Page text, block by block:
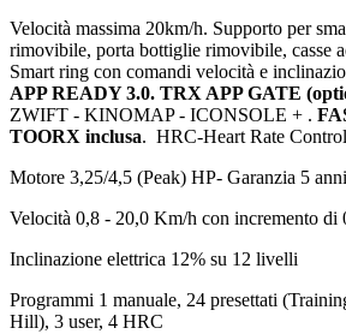
Velocità massima 20km/h. Supporto per
rimovibile, porta bottiglie rimovibile, casse
Smart ring con comandi velocità e
APP READY 3.0. TRX APP GATE
ZWIFT - KINOMAP - ICONSOLE + .
TOORX inclusa. HRC-Heart Rate
Motore 3,25/4,5 (Peak) HP- Garanzia 5 anni
Velocità 0,8 - 20,0 Km/h con incremento di
Inclinazione elettrica 12% su 12 livelli
Programmi 1 manuale, 24 presettati
Hill), 3 user, 4 HRC